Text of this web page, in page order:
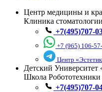
Центр медицины и
Клиника
+7(495)707-
+7 (965) 106-
Центр
Детский Университет
Школа
+7(495)707-